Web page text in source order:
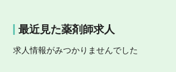
最近見た薬剤師求人
求人情報がみつかりませんでした